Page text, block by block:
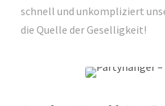
schnell und unkompliziert
die Quelle der Geselligkeit!